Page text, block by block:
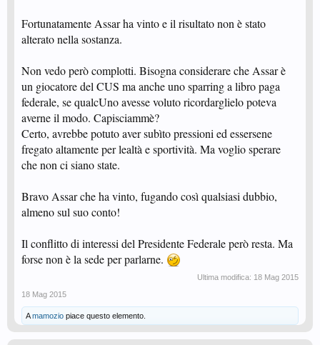
Fortunatamente Assar ha vinto e il risultato non è stato
alterato nella sostanza.
Non vedo però complotti. Bisogna considerare che Assar è
un giocatore del CUS ma anche uno sparring a libro paga
federale, se qualcUno avesse voluto ricordarglielo poteva
averne il modo. Capisciammè?
Certo, avrebbe potuto aver subìto pressioni ed essersene
fregato altamente per lealtà e sportività. Ma voglio sperare
che non ci siano state.
Bravo Assar che ha vinto, fugando così qualsiasi dubbio,
almeno sul suo conto!
Il conflitto di interessi del Presidente Federale però resta. Ma
forse non è la sede per parlarne.
Ultima modifica: 18 Mag 2015
18 Mag 2015
Amamozio piace questo elemento.